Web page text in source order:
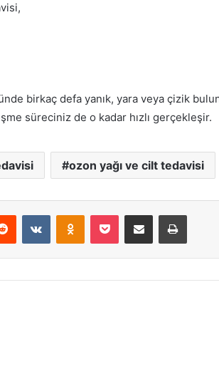
birkaç defa yanık, yara veya çizik
süreciniz de o kadar hızlı gerçekleşir.
ozon yağı ve cilt tedavisi
Reddit VKontakteOdnoklassniki
Pocket E-Posta ile paylaş Yazdır